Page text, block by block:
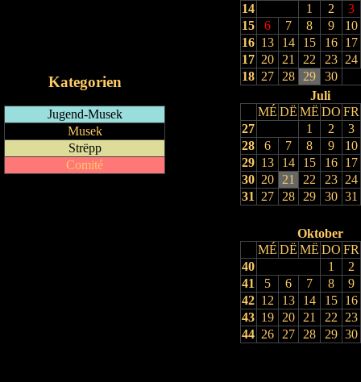
Kategorien
Jugend-Musek
Musek
Strëpp
Comité
14
1 2
3
15
6 7 8 9
10
16 13 14 15 16
17
17 20 21 22 23
24
18 27 28 29
30
Juli
MÉ DË MË DO FR
27
1 2
3
28
6 7 8 9
10
29 13 14 15 16
17
30 20 21 22 23
24
31
27 28 29 30 31
Oktober
MÉ DË MË DO FR
40
1
2
41
5 6 7 8
9
42 12 13 14 15
16
43 19 20 21 22
23
44 26 27 28 29 30